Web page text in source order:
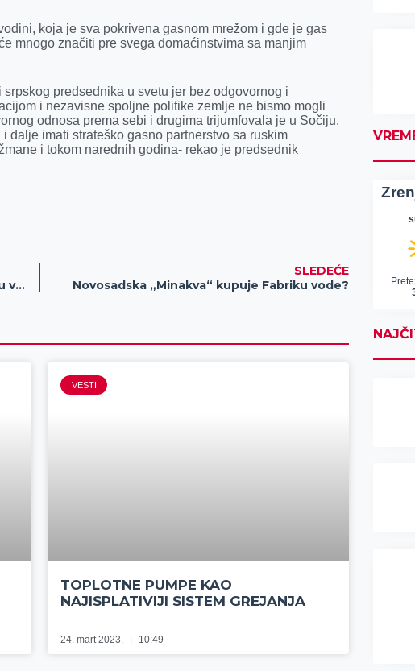
koja je sva pokrivena gasnom mrežom i gde je gas
mnogo značiti pre svega domaćinstvima sa manjim
predsednika u svetu jer bez odgovornog i
i nezavisne spoljne politike zemlje ne bismo mogli
odnosa prema sebi i drugima trijumfovala je u Sočiju.
dalje imati strateško gasno partnerstvo sa ruskim
i tokom narednih godina- rekao je predsednik
Zlatibor Lončar: Vozači u zdravstvu zaslužuju veće plate, rešićemo to
SLEDEĆE
Novosadska „Minakva“ kupuje Fabriku vode?
VESTI
TOPLOTNE PUMPE KAO
NAJISPLATIVIJI SISTEM GREJANJA
24. mart 2023. 10:49